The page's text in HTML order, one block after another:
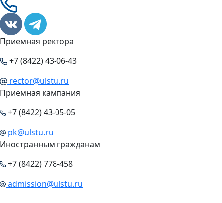
Приемная ректора
+7 (8422) 43-06-43
rector@ulstu.ru
Приемная кампания
+7 (8422) 43-05-05
pk@ulstu.ru
Иностранным гражданам
+7 (8422) 778-458
admission@ulstu.ru